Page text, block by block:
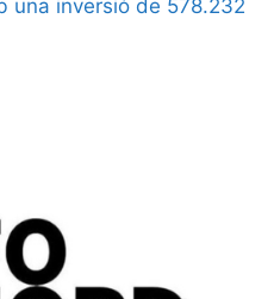
una inversió de 578.232